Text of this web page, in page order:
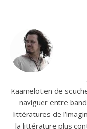
Kaamelotien de
naviguer entre
littératures de
la littérature plus